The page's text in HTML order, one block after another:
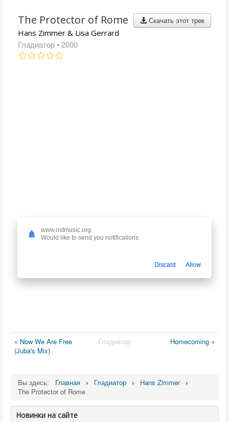
Скачать этот трек
The Protector of Rome
Hans Zimmer & Lisa Gerrard
Гладиатор • 2000
« Now We Are Free
(Juba's Mix)
Гладиатор Homecoming »
Вы здесь: Главная Гладиатор
Hans Zimmer
The Protector of Rome
Новинки на сайте
www.ostmusic.org
Would like to send you notifications
Discard Allow